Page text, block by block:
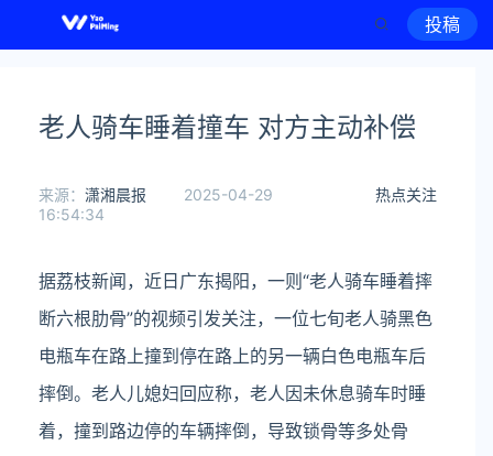
投稿
老人骑车睡着撞车 对方主动补偿
热点关注
来源： 潇湘晨报
2025-04-29
16:54:34
据荔枝新闻，近日广东揭阳，一则“老人骑车睡着摔
断六根肋骨”的视频引发关注， 一位七旬老人骑黑色
电瓶车在路上撞到停在路上的另一辆白色电瓶车后
摔倒。 老人儿媳妇回应称，老人因未休息骑车时睡
着，撞到路边停的车辆摔倒，导致锁骨等多处骨